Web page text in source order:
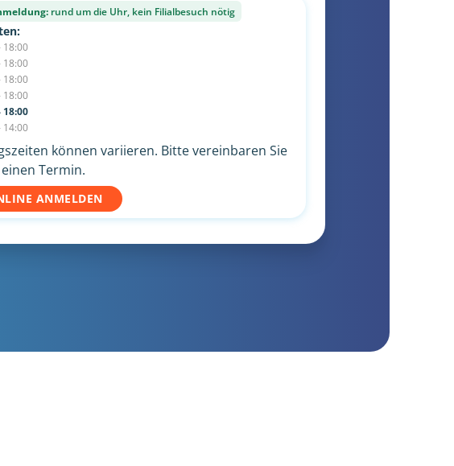
rund um die Uhr, kein Filialbesuch nötig
18:00
18:00
18:00
18:00
18:00
14:00
können variieren. Bitte vereinbaren Sie
Termin.
ANMELDEN